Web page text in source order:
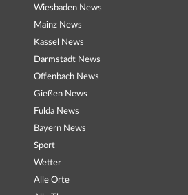
Wiesbaden News
Mainz News
Kassel News
Darmstadt News
Offenbach News
Gießen News
Fulda News
Bayern News
Sport
Wetter
Alle Orte